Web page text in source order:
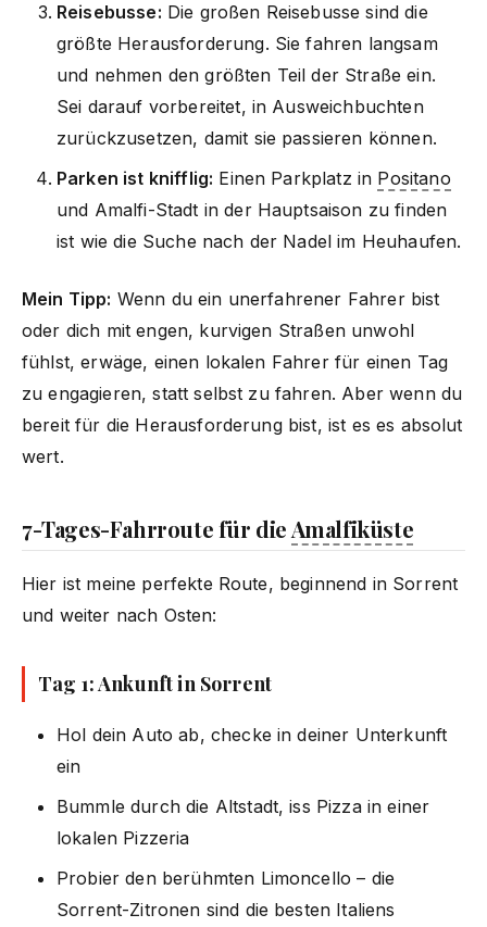
Reisebusse: Die großen Reisebusse sind die
größte Herausforderung. Sie fahren langsam
und nehmen den größten Teil der Straße ein.
Sei darauf vorbereitet, in Ausweichbuchten
zurückzusetzen, damit sie passieren können.
Parken ist knifflig: Einen Parkplatz in Positano
und Amalfi-Stadt in der Hauptsaison zu finden
ist wie die Suche nach der Nadel im Heuhaufen.
Mein Tipp: Wenn du ein unerfahrener Fahrer bist
oder dich mit engen, kurvigen Straßen unwohl
fühlst, erwäge, einen lokalen Fahrer für einen Tag
zu engagieren, statt selbst zu fahren. Aber wenn du
bereit für die Herausforderung bist, ist es es absolut
wert.
7-Tages-Fahrroute für dieAmalfiküste
Hier ist meine perfekte Route, beginnend in Sorrent
und weiter nach Osten:
Tag 1: Ankunft in Sorrent
Hol dein Auto ab, checke in deiner Unterkunft
ein
Bummle durch die Altstadt, iss Pizza in einer
lokalen Pizzeria
Probier den berühmten Limoncello – die
Sorrent-Zitronen sind die besten Italiens